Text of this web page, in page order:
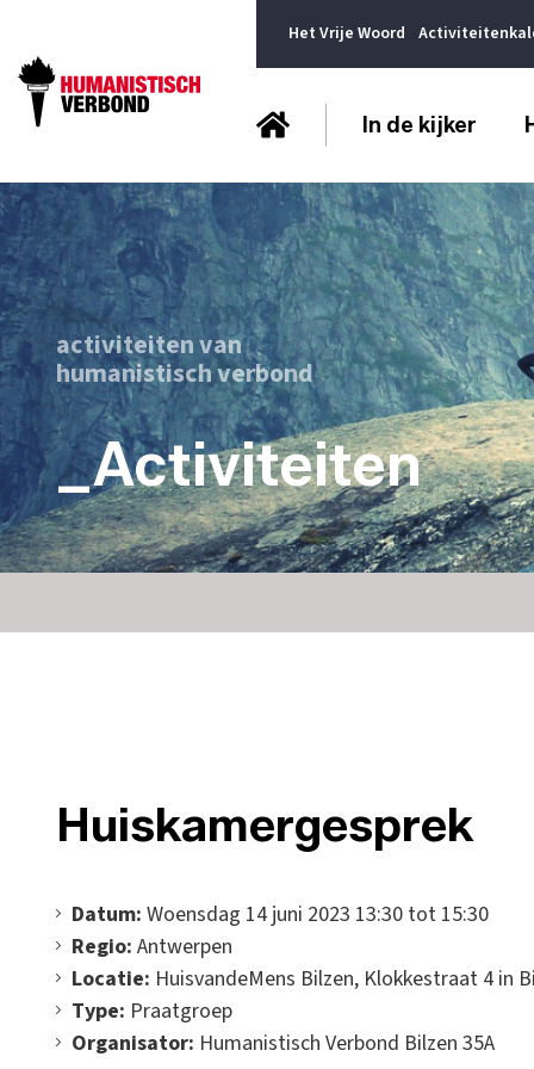
Het Vrije Woord
In de kijker
activiteiten van
humanistisch verbond
_Activiteiten
Huiskamergesprek
Datum: Woensdag 14 juni 2023 13:30 tot 15:30
Regio: Antwerpen
Locatie: HuisvandeMens Bilzen, Klokkestraat 4 in
Type: Praatgroep
Organisator: Humanistisch Verbond Bilzen 35A